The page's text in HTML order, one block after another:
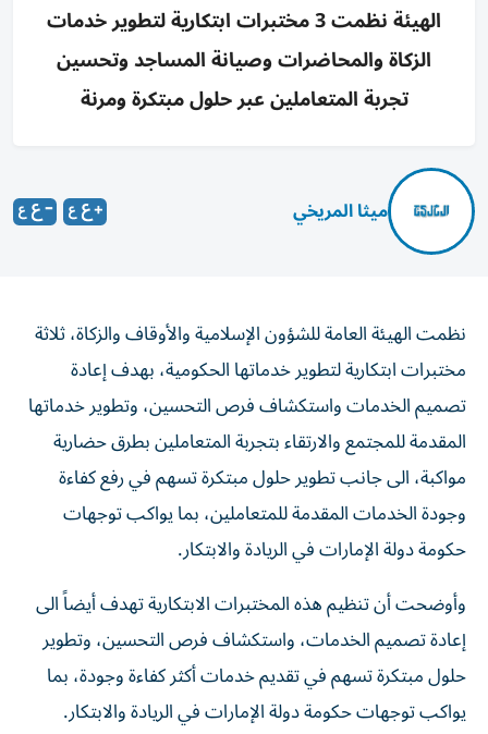
الهيئة نظمت 3 مختبرات ابتكارية لتطوير خدمات
الزكاة والمحاضرات وصيانة المساجد وتحسين
تجربة المتعاملين عبر حلول مبتكرة ومرنة
ميثا المريخي
نظمت الهيئة العامة للشؤون الإسلامية والأوقاف والزكاة، ثلاثة
مختبرات ابتكارية لتطوير خدماتها الحكومية، بهدف إعادة
تصميم الخدمات واستكشاف فرص التحسين، وتطوير خدماتها
المقدمة للمجتمع والارتقاء بتجربة المتعاملين بطرق حضارية
مواكبة، الى جانب تطوير حلول مبتكرة تسهم في رفع كفاءة
وجودة الخدمات المقدمة للمتعاملين، بما يواكب توجهات
حكومة دولة الإمارات في الريادة والابتكار.
وأوضحت أن تنظيم هذه المختبرات الابتكارية تهدف أيضاً الى
إعادة تصميم الخدمات، واستكشاف فرص التحسين، وتطوير
حلول مبتكرة تسهم في تقديم خدمات أكثر كفاءة وجودة، بما
يواكب توجهات حكومة دولة الإمارات في الريادة والابتكار.